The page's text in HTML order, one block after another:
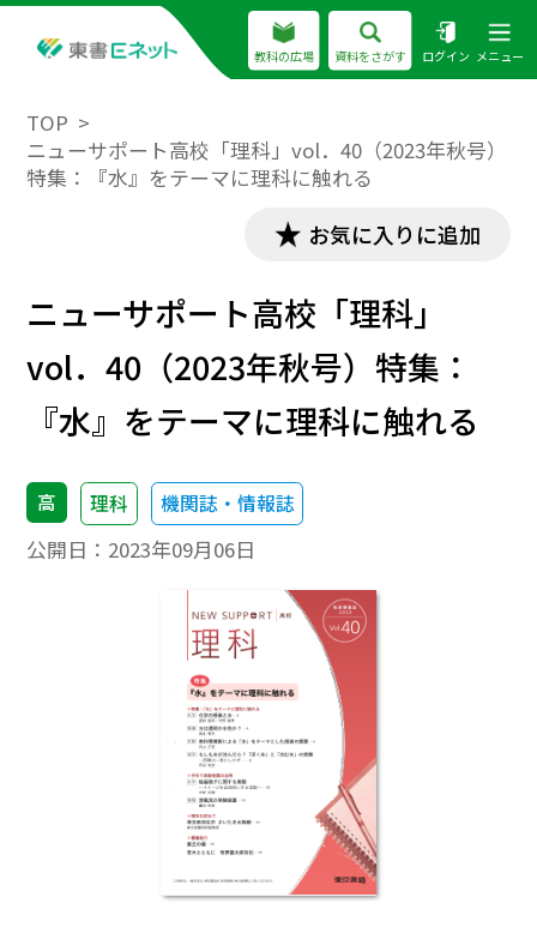
教科の広場 資料をさがす ログイン メニュー
TOP
ニューサポート高校「理科」vol．40（2023年秋号）
特集：『水』をテーマに理科に触れる
お気に入りに追加
ニューサポート高校「理科」
vol．40（2023年秋号）特集：
『水』をテーマに理科に触れる
高 理科 機関誌・情報誌
公開日： 2023年09月06日